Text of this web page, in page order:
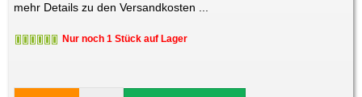
mehr Details zu den Versandkosten ...
Nur noch 1 Stück auf Lager